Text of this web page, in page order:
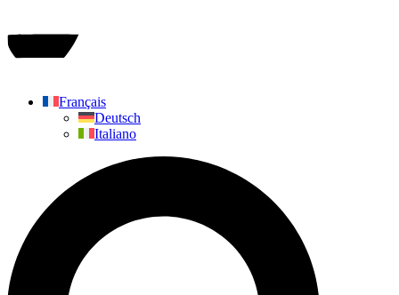
Français
Deutsch
Italiano